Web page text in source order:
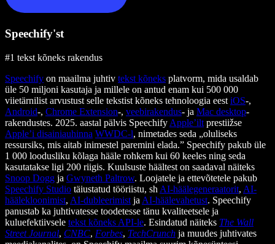
Speechify'st
#1 tekst kõneks rakendus
Speechify on maailma juhtiv tekst kõneks platvorm, mida usaldab
üle 50 miljoni kasutaja ja millele on antud enam kui 500 000
viietärnilist arvustust selle tekstist kõneks tehnoloogia eest iOS-,
Android-, Chrome Extension-, veebirakendus- ja Mac desktop-
rakendustes. 2025. aastal pälvis Speechify Apple’ilt prestiižse
Apple’i disainiauhinna WWDC-l, nimetades seda „oluliseks
ressursiks, mis aitab inimestel paremini elada.” Speechify pakub üle
1 000 loodusliku kõlaga hääle rohkem kui 60 keeles ning seda
kasutatakse ligi 200 riigis. Kuulsuste häältest on saadaval näiteks
Snoop Dogg ja Gwyneth Paltrow. Loojatele ja ettevõtetele pakub
Speechify Studio täiustatud tööriistu, sh AI-häälegeneraatorit, AI-
häälekloonimist, AI-dubleerimist ja AI-häälevahetust. Speechify
panustab ka juhtivatesse toodetesse tänu kvaliteetsele ja
kuluefektiivsele tekst kõneks API-le. Esindatud näiteks The Wall
Street Journal, CNBC, Forbes, TechCrunch ja muudes juhtivates